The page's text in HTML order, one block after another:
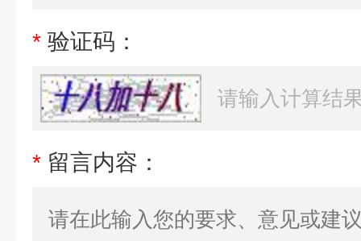
* 验证码：
* 留言内容：